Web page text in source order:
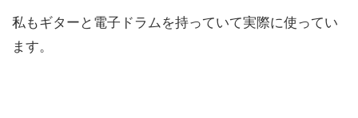
私もギターと電子ドラムを持っていて実際に使ってい
ます。